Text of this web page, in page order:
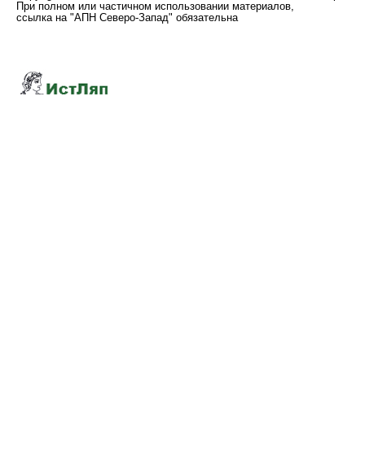
При полном или частичном использовании материалов,
ссылка на "АПН Северо-Запад" обязательна